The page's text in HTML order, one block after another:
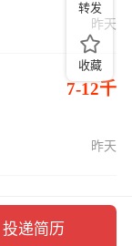
昨天
7-12千
昨天
投递简历
转发
收藏